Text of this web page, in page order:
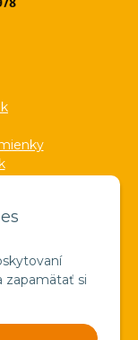
zapamätať si